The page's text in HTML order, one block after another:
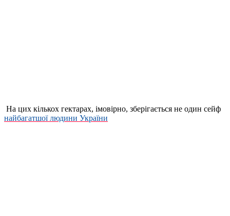
На цих кількох гектарах, імовірно, зберігається не один сейф
найбагатшої людини України